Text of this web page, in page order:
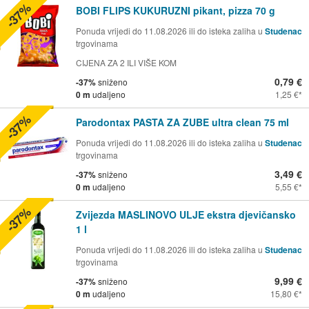
BOBI FLIPS KUKURUZNI pikant, pizza 70 g
Ponuda vrijedi do 11.08.2026 ili do isteka zaliha u Studenac
trgovinama
CIJENA ZA 2 ILI VIŠE KOM
-37%sniženo
0 m udaljeno
0,79 €
1,25 €
-37%
Parodontax PASTA ZA ZUBE ultra clean 75 ml
Ponuda vrijedi do 11.08.2026 ili do isteka zaliha u Studenac
trgovinama
-37%sniženo
0 m udaljeno
3,49 €
5,55 €
-37%
Zvijezda MASLINOVO ULJE ekstra djevičansko
1 l
Ponuda vrijedi do 11.08.2026 ili do isteka zaliha u Studenac
trgovinama
-37%sniženo
0 m udaljeno
9,99 €
15,80 €
-37%